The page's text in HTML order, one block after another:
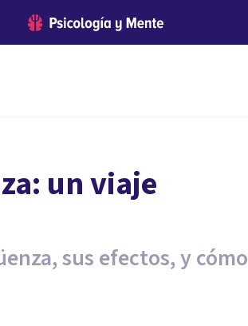
un viaje
sus efectos, y cómo